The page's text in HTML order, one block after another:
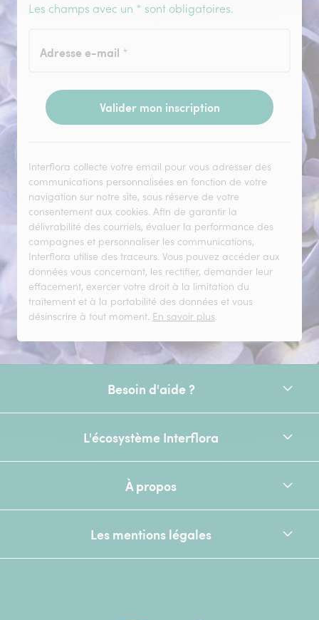
Les champs avec un * sont obligatoires.
Adresse e-mail *
Valider mon inscription
Interflora collecte votre email pour vous adresser des
communications personnalisées en fonction de votre
navigation sur notre site, sous réserve de votre
consentement aux cookies. Afin de garantir la
délivrabilité des courriels, évaluer la performance des
campagnes et personnaliser les communications,
Interflora utilise des traceurs. Vous pouvez accéder aux
données vous concernant, les rectifier, demander leur
effacement, exercer votre droit à la limitation du
traitement et à la portabilité des données et vous
désinscrire à tout moment. En savoir plus.
Besoin d'aide ?
L'écosystème Interflora
À propos
Les mentions légales